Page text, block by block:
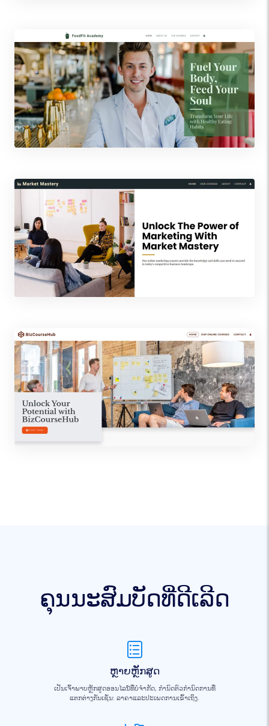
ຄຸນນະສົມບັດທີ່ດີເລີດ
ຫຼາຍຫຼັກສູດ
ເປັນເຈົ້າພາບຫຼັກສູດອອນໄລນ໌ທີ່ບໍ່ຈໍາກັດ, ກໍານົດຕົວກໍານົດການທີ່
ແຕກຕ່າງກັນເຊັ່ນ: ລາຄາແລະປະເພດການເຂົ້າເຖິງ.